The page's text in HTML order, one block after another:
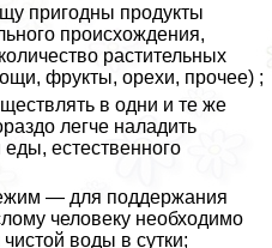
пригодны продукты
происхождения,
растительных
фрукты, орехи, прочее) ;
в одни и те же
легче наладить
естественного
— для поддержания
человеку необходимо
воды в сутки;